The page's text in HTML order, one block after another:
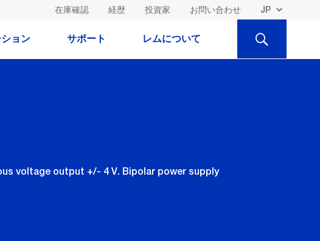
在庫確認 経歴 投資家 お問い合わせ
ョン サポート レムについて
検
voltage output +/- 4 V. Bipolar power supply